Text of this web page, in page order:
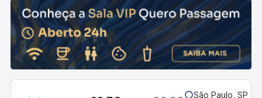
São Paulo, SP -